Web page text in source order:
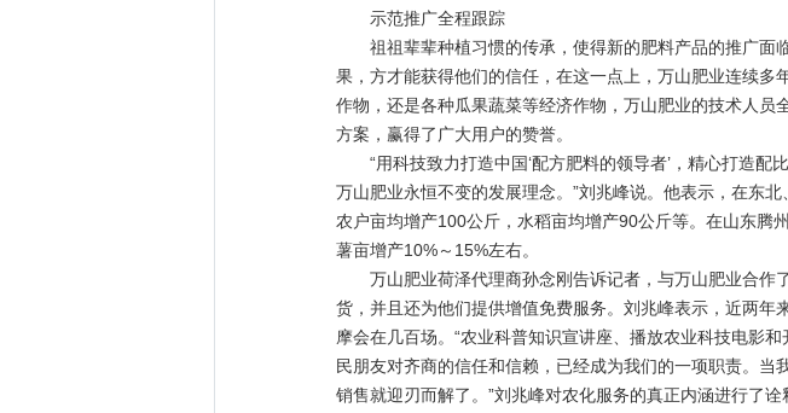
示范推广全程跟踪
祖祖辈辈种植习惯的传承，使得新的肥料产品的推广面
果，方才能获得他们的信任，在这一点上，万山肥业连续
作物，还是各种瓜果蔬菜等经济作物，万山肥业的技术人
方案，赢得了广大用户的赞誉。
“用科技致力打造中国‘配方肥料的领导者’，精心打造配
万山肥业永恒不变的发展理念。”刘兆峰说。他表示，在东
农户亩均增产100公斤，水稻亩均增产90公斤等。在山东腾
薯亩增产10%～15%左右。
万山肥业荷泽代理商孙念刚告诉记者，与万山肥业合作
货，并且还为他们提供增值免费服务。刘兆峰表示，近两
摩会在几百场。“农业科普知识宣讲座、播放农业科技电影
民朋友对齐商的信任和信赖，已经成为我们的一项职责。
销售就迎刃而解了。”刘兆峰对农化服务的真正内涵进行了诠